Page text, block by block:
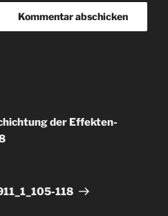
der Effekten-
118